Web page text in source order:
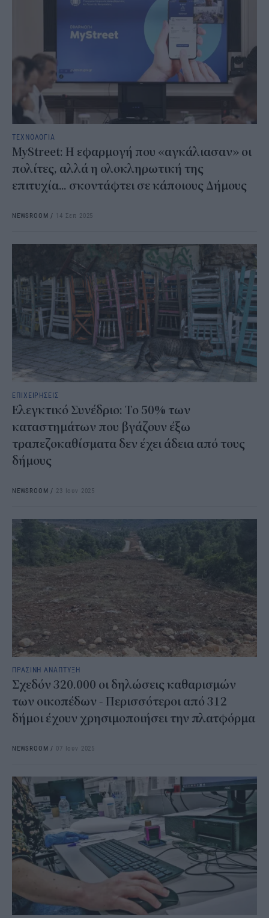
ΤΕΧΝΟΛΟΓΙΑ
MyStreet: Η εφαρμογή που «αγκάλιασαν» οι
πολίτες, αλλά η ολοκληρωτική της
επιτυχία... σκοντάφτει σε κάποιους Δήμους
NEWSROOM / 14 Σεπ 2025
ΕΠΙΧΕΙΡΗΣΕΙΣ
Ελεγκτικό Συνέδριο: Το 50% των
καταστημάτων που βγάζουν έξω
τραπεζοκαθίσματα δεν έχει άδεια από τους
δήμους
NEWSROOM / 23 Ιουν 2025
ΠΡΑΣΙΝΗ ΑΝΑΠΤΥΞΗ
Σχεδόν 320.000 οι δηλώσεις καθαρισμών
των οικοπέδων - Περισσότεροι από 312
δήμοι έχουν χρησιμοποιήσει την πλατφόρμα
NEWSROOM / 07 Ιουν 2025